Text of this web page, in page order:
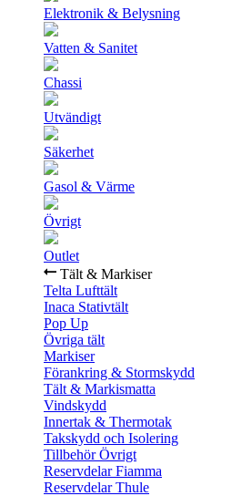
Elektronik & Belysning
Vatten & Sanitet
Chassi
Utvändigt
Säkerhet
Gasol & Värme
Övrigt
Outlet
Tält & Markiser
Telta Lufttält
Inaca Stativtält
Pop Up
Övriga tält
Markiser
Förankring & Stormskydd
Tält & Markismatta
Vindskydd
Innertak & Thermotak
Takskydd och Isolering
Tillbehör Övrigt
Reservdelar Fiamma
Reservdelar Thule